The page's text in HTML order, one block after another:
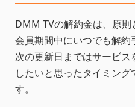
DMM TVの解約金は、原
会員期間中にいつでも解約
次の更新日まではサービ
したいと思ったタイミン
す。